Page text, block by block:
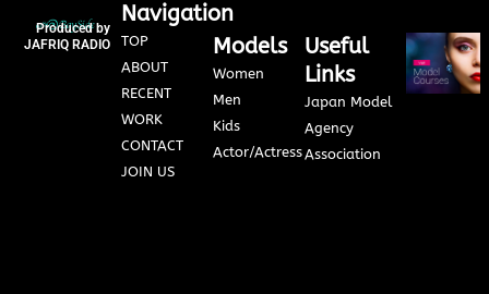
Produced by
JAFRIQ RADIO
Navigation
TOP
ABOUT
RECENT
WORK
CONTACT
JOIN US
Models
Women
Men
Kids
Actor/Actress
Useful
Links
Japan Model
Agency
Association